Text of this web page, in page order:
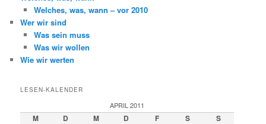
Welches, was, wann – vor 2010
Wer wir sind
Was sein muss
Was wir wollen
Wie wir werten
LESEN-KALENDER
APRIL 2011
M D M D F S S